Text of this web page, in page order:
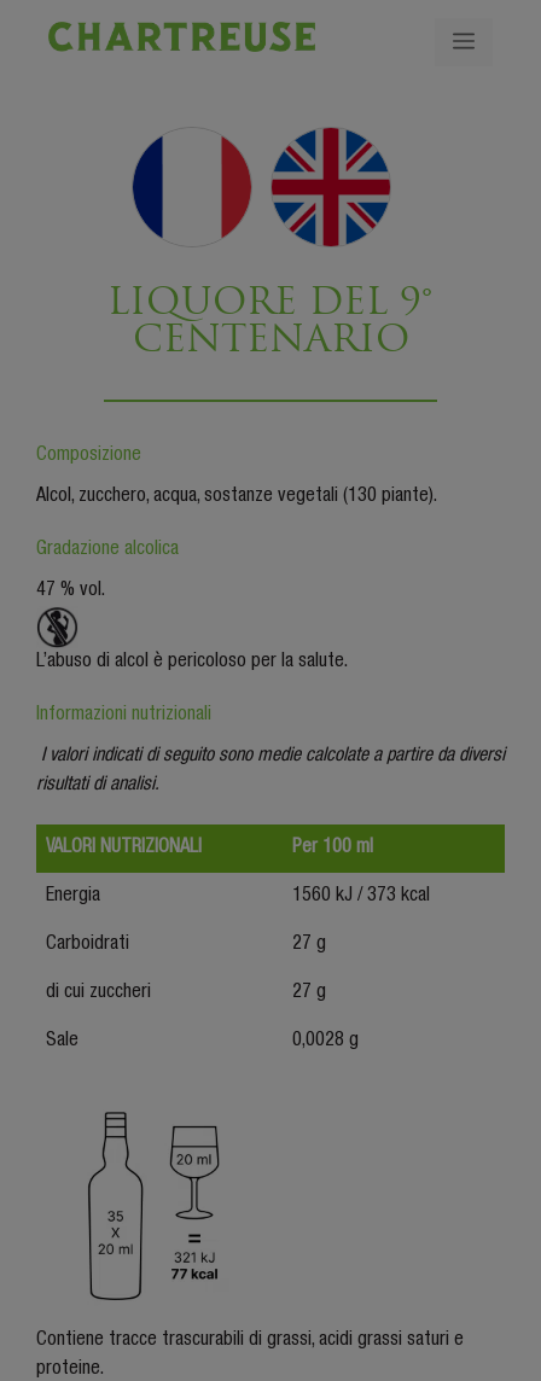
LIQUORE DEL 9°
CENTENARIO
Composizione
Alcol, zucchero, acqua, sostanze vegetali (130 piante).
Gradazione alcolica
47 % vol.
L’abuso di alcol è pericoloso per la salute.
Informazioni nutrizionali
I valori indicati di seguito sono medie calcolate a partire da diversi
risultati di analisi.
VALORI NUTRIZIONALI Per 100 ml
Energia 1560 kJ / 373 kcal
Carboidrati 27 g
di cui zuccheri 27 g
Sale 0,0028 g
Contiene tracce trascurabili di grassi, acidi grassi saturi e
proteine.